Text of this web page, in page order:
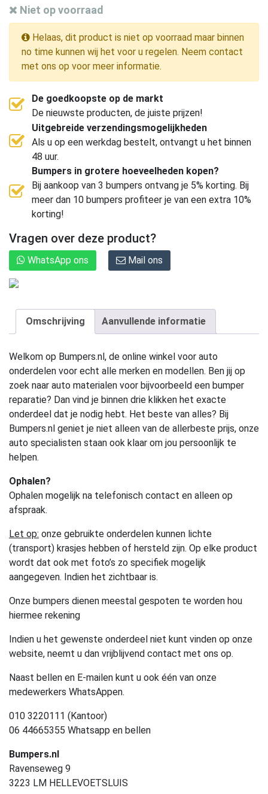
Niet op voorraad
Helaas, dit product is niet op voorraad maar binnen
no time kunnen wij het voor u regelen. Neem contact
met ons op voor meer informatie.
De goedkoopste op de markt
De nieuwste producten, de juiste prijzen!
Uitgebreide verzendingsmogelijkheden
Als u op een werkdag bestelt, ontvangt u het binnen
48 uur.
Bumpers in grotere hoeveelheden kopen?
Bij aankoop van 3 bumpers ontvang je 5% korting. Bij
meer dan 10 bumpers profiteer je van een extra 10%
korting!
Vragen over deze product?
WhatsApp ons Mail ons
Omschrijving Aanvullende informatie
Welkom op Bumpers.nl, de online winkel voor auto
onderdelen voor echt alle merken en modellen. Ben jij op
zoek naar auto materialen voor bijvoorbeeld een bumper
reparatie? Dan vind je binnen drie klikken het exacte
onderdeel dat je nodig hebt. Het beste van alles? Bij
Bumpers.nl geniet je niet alleen van de allerbeste prijs, onze
auto specialisten staan ook klaar om jou persoonlijk te
helpen.
Ophalen?
Ophalen mogelijk na telefonisch contact en alleen op
afspraak.
Let op: onze gebruikte onderdelen kunnen lichte
(transport) krasjes hebben of hersteld zijn. Op elke product
wordt dat ook met foto’s zo specifiek mogelijk
aangegeven. Indien het zichtbaar is.
Onze bumpers dienen meestal gespoten te worden hou
hiermee rekening
Indien u het gewenste onderdeel niet kunt vinden op onze
website, neemt u dan vrijblijvend contact met ons op.
Naast bellen en E-mailen kunt u ook één van onze
medewerkers WhatsAppen.
010 3220111 (Kantoor)
06 44665355 Whatsapp en bellen
Bumpers.nl
Ravenseweg 9
3223 LM HELLEVOETSLUIS